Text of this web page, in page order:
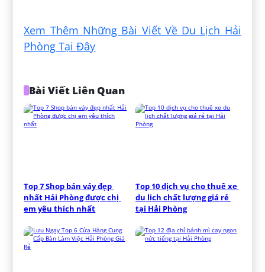
Xem Thêm Những Bài Viết Về Du Lịch Hải
Phòng Tại Đây
Bài Viết Liên Quan
Top 7 Shop bán váy đẹp
nhất Hải Phòng được chị
em yêu thích nhất
Top 10 dịch vụ cho thuê xe
du lịch chất lượng giá rẻ
tại Hải Phòng